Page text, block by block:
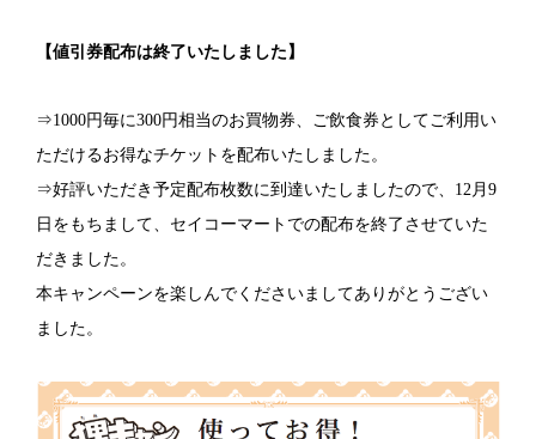
【値引券配布は終了いたしました】
⇒1000円毎に300円相当のお買物券、ご飲食券としてご利用い
ただけるお得なチケットを配布いたしました。
⇒好評いただき予定配布枚数に到達いたしましたので、 12 月 9
日をもちまして、セイコーマートでの配布を終了させていた
だきました。
本キャンペーンを楽しんでくださいましてありがとうござい
ました。